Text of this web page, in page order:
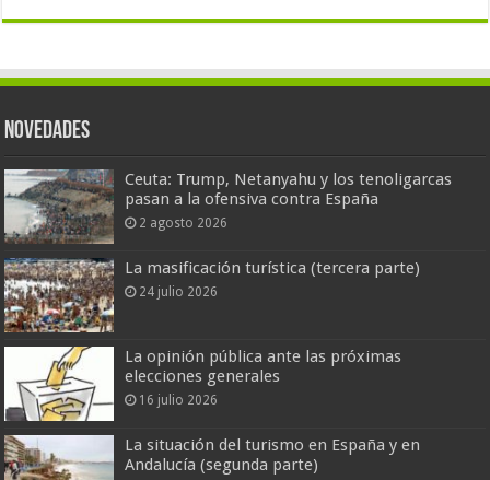
Novedades
Ceuta: Trump, Netanyahu y los tenoligarcas
pasan a la ofensiva contra España
2 agosto 2026
La masificación turística (tercera parte)
24 julio 2026
La opinión pública ante las próximas
elecciones generales
16 julio 2026
La situación del turismo en España y en
Andalucía (segunda parte)